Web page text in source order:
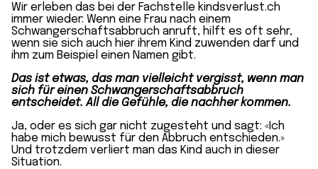
Wir erleben das bei der Fachstelle kindsverlust.ch
immer wieder: Wenn eine Frau nach einem
Schwangerschaftsabbruch anruft, hilft es oft sehr,
wenn sie sich auch hier ihrem Kind zuwenden darf und
ihm zum Beispiel einen Namen gibt.
Das ist etwas, das man vielleicht vergisst, wenn man
sich für einen Schwangerschaftsabbruch
entscheidet. All die Gefühle, die nachher kommen.
Ja, oder es sich gar nicht zugesteht und sagt: «Ich
habe mich bewusst für den Abbruch entschieden.»
Und trotzdem verliert man das Kind auch in dieser
Situation.